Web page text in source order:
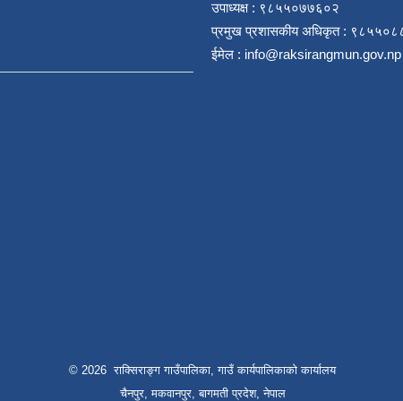
उपाध्यक्ष : ९८५५०७७६०२
प्रमुख प्रशासकीय अधिकृत :
ईमेल : info@raksirangmun.gov.np
© 2026 राक्सिराङ्ग गाउँपालिका, गाउँ कार्यपालिकाको कार्यालय
चैनपुर, मकवानपुर, बागमती प्रदेश, नेपाल